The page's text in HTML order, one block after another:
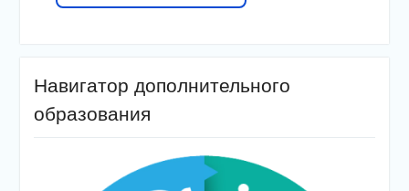
Навигатор дополнительного
образования